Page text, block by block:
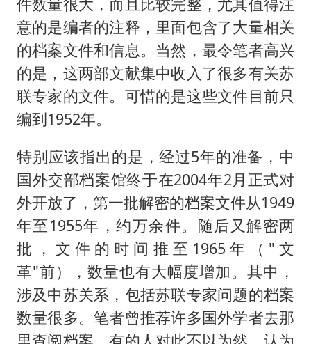
意的是编者的注释，里面包含了大量相关
的档案文件和信息。当然，最令笔者高兴
的是，这两部文献集中收入了很多有关苏
联专家的文件。可惜的是这些文件目前只
编到1952年。
特别应该指出的是，经过5年的准备，中
国外交部档案馆终于在2004年2月正式对
外开放了，第一批解密的档案文件从1949
年至1955年，约万余件。随后又解密两
批，文件的时间推至1965年（"文
革"前），数量也有大幅度增加。其中，
涉及中苏关系，包括苏联专家问题的档案
数量很多。笔者曾推荐许多国外学者去那